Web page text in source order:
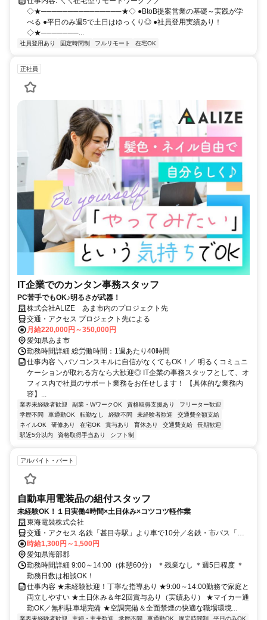
◇★───────────────★◇ ●BtoB提案営業の基礎～実践が学
べる ●平日のみ週5で土日はゆっくり◎ ●社員登用実績あり！
◇★───────...
社員登用あり 固定時間制 フルリモート 在宅OK
正社員
IT企業でのカンタン事務スタッフ
PC苦手でもOK♪明るさが武器！
株式会社ALIZE あま市内のプロジェクト先
交通・アクセス プロジェクト先による
月給220,000円～350,000円
愛知県あま市
勤務時間詳細 総労働時間：1週あたり40時間
仕事内容 ＼パソコンスキルに自信がなくてもOK！／ 明るくコミュニ
ケーションが取れる方なら大歓迎◎ IT企業の事務スタッフとして、オ
フィス内で社員のサポート業務をお任せします！ 【具体的な業務内
容】...
業界未経験者歓迎 副業・WワークOK 資格取得支援あり
フリーター歓迎
学歴不問
車通勤OK 転勤なし 経験不問 未経験者歓迎
交通費全額支給
ネイルOK
研修あり 在宅OK 賞与あり 育休あり 交通費支給
長期歓迎
駅近5分以内
資格取得手当あり シフト制
アルバイト・パート
自動車用電装品の組付スタッフ
未経験OK！１日実働4時間×土日休み×コツコツ軽作業
東海電裝株式会社
交通・アクセス 名鉄「甚目寺駅」より車で10分／名鉄・市バス「西
条」バス停より徒歩3分
時給1,300円～1,500円
愛知県海部郡
勤務時間詳細 9:00～14:00（休憩60分） ＊残業なし ＊週5日程度 ＊
勤務日数は相談OK！
仕事内容 ★未経験歓迎！丁寧な指導あり ★9:00～14:00勤務で家庭と
両立しやすい ★土日休み＆年2回賞与あり（実績あり） ★マイカー通
勤OK／無料駐車場完備 ★空調完備＆全面禁煙の快適な職場環境...
業界未経験者歓迎 主婦・主夫歓迎 学歴不問 車通勤OK 固定時間制
平日のみOK